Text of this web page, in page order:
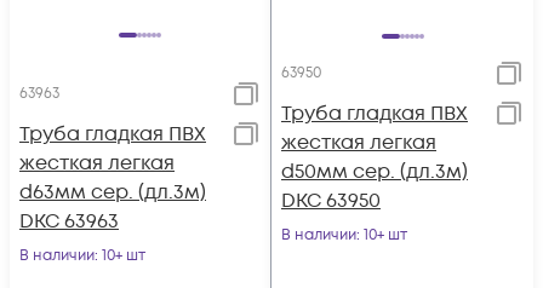
63963
Труба гладкая ПВХ
жесткая легкая
d63мм сер. (дл.3м)
DKC 63963
В наличии: 10+ шт
63950
Труба гладкая ПВХ
жесткая легкая
d50мм сер. (дл.3м)
DKC 63950
В наличии: 10+ шт